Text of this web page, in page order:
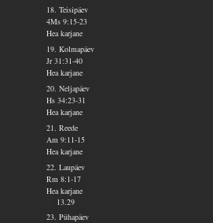
18. Teisipäev
4Ms 9:15-23
Hea karjane
19. Kolmapäev
Jr 31:31-40
Hea karjane
20. Neljapäev
Hs 34:23-31
Hea karjane
21. Reede
Am 9:11-15
Hea karjane
22. Laupäev
Rm 8:1-17
Hea karjane
13.29
23. Pühapäev